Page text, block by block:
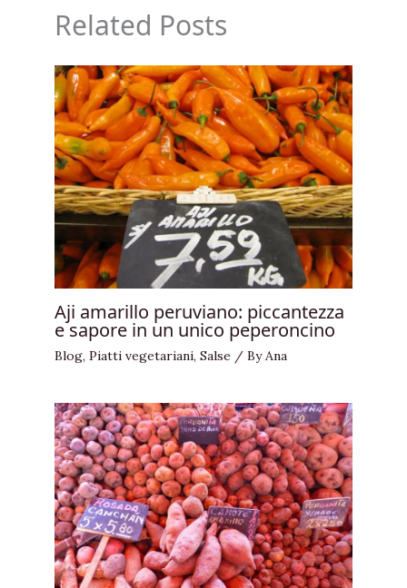
Related Posts
Aji amarillo peruviano: piccantezza
e sapore in un unico peperoncino
Blog, Piatti vegetariani, Salse / ByAna